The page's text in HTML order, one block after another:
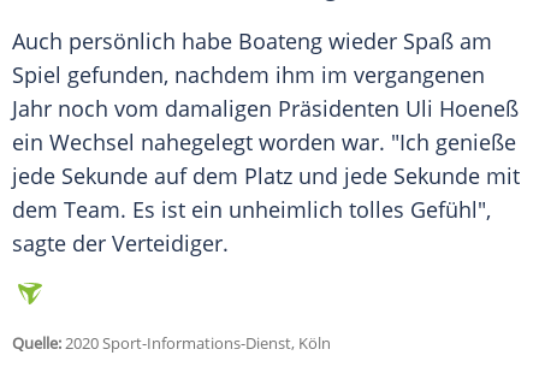
Auch persönlich habe Boateng wieder Spaß am
Spiel gefunden, nachdem ihm im vergangenen
Jahr noch vom damaligen Präsidenten Uli Hoeneß
ein Wechsel nahegelegt worden war. "Ich genieße
jede Sekunde auf dem Platz und jede Sekunde mit
dem Team. Es ist ein unheimlich tolles Gefühl",
sagte der Verteidiger.
Quelle:2020 Sport-Informations-Dienst, Köln